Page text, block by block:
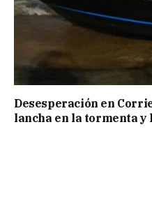
Desesperación en
lancha en la tormenta